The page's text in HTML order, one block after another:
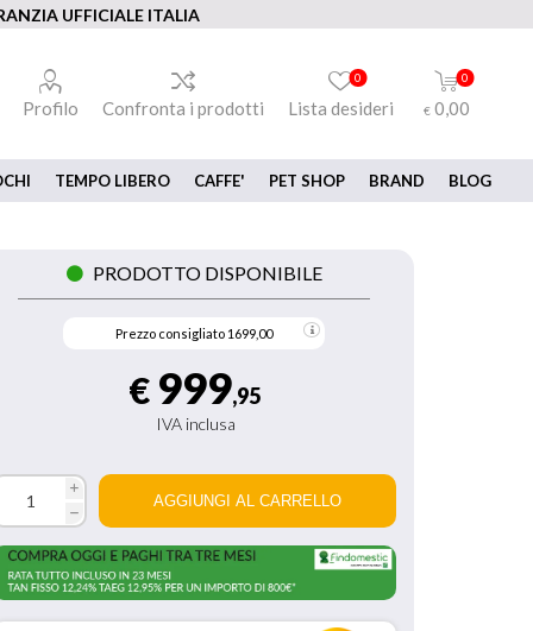
UFFICIALE ITALIA
Profilo Confronta i prodotti Lista desideri
0 0
€ 0,00
TEMPO LIBERO CAFFE' PET SHOP BRAND BLOG
PRODOTTO DISPONIBILE
Prezzo consigliato 1699,00
€ 999,95
IVA inclusa
i
h